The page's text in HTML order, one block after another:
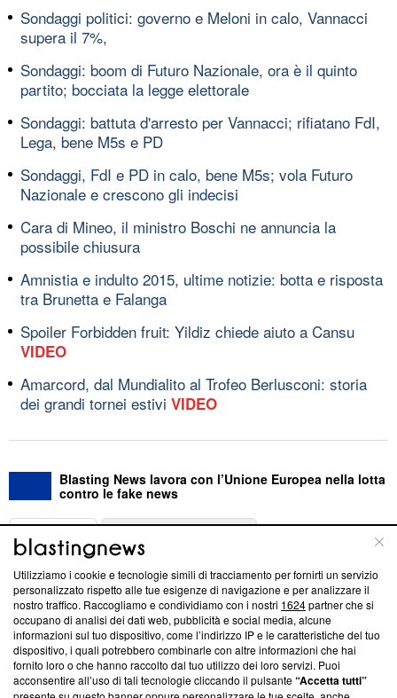
Sondaggi politici: governo e Meloni in calo, Vannacci
supera il 7%,
Sondaggi: boom di Futuro Nazionale, ora è il quinto
partito; bocciata la legge elettorale
Sondaggi: battuta d'arresto per Vannacci; rifiatano FdI,
Lega, bene M5s e PD
Sondaggi, FdI e PD in calo, bene M5s; vola Futuro
Nazionale e crescono gli indecisi
Cara di Mineo, il ministro Boschi ne annuncia la
possibile chiusura
Amnistia e indulto 2015, ultime notizie: botta e risposta
tra Brunetta e Falanga
Spoiler Forbidden fruit: Yildiz chiede aiuto a Cansu
VIDEO
Amarcord, dal Mundialito al Trofeo Berlusconi: storia
dei grandi tornei estivi VIDEO
Blasting News lavora con l’Unione Europea nella lotta
contro le fake news
ABOUT
Questa sezione offre informazioni trasparenti su Blasting
News, sui nostri processi editoriali e su come ci impegniamo a
creare news di qualità. Inoltre, afferma la nostra aderenza a
‘Trust Project - News with Integrity’Blasting News non è
ancora membro del programma, ma ha richiesto di farne
parte; Trust Project non ha ancora effettuato una verifica di
Utilizziamo i cookie e tecnologie simili di tracciamento per fornirti un servizio
personalizzato rispetto alle tue esigenze di navigazione e per analizzare il
nostro traffico. Raccogliamo e condividiamo con i nostri 1624partner che si
occupano di analisi dei dati web, pubblicità e social media, alcune
informazioni sul tuo dispositivo, come l’indirizzo IP e le caratteristiche del tuo
dispositivo, i quali potrebbero combinarle con altre informazioni che hai
fornito loro o che hanno raccolto dal tuo utilizzo dei loro servizi. Puoi
acconsentire all’uso di tali tecnologie cliccando il pulsante“Accetta tutti”